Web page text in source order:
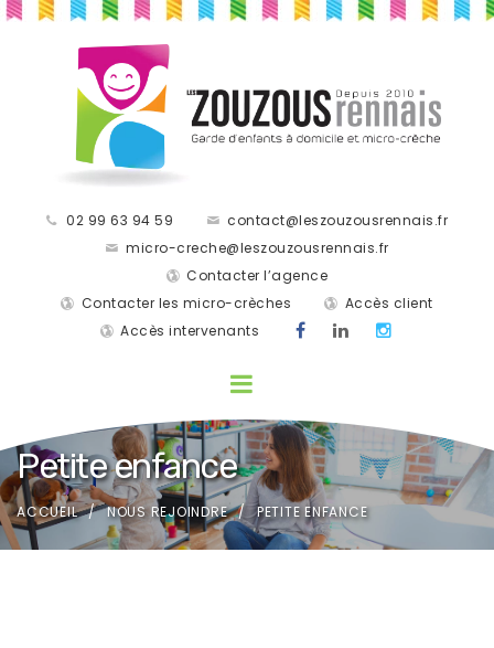
02 99 63 94 59
contact@leszouzousrennais.fr
micro-creche@leszouzousrennais.fr
Contacter l’agence
Contacter les micro-crèches
Accès client
Accès intervenants
Petite enfance
ACCUEIL NOUS REJOINDRE PETITE ENFANCE